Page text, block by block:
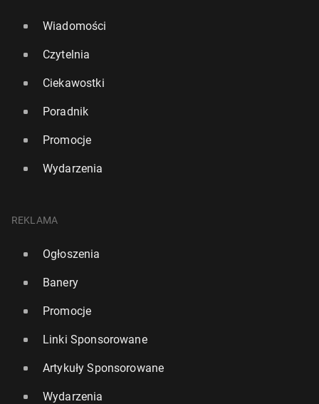
Wiadomości
Czytelnia
Ciekawostki
Poradnik
Promocje
Wydarzenia
REKLAMA
Ogłoszenia
Banery
Promocje
Linki Sponsorowane
Artykuły Sponsorowane
Wydarzenia